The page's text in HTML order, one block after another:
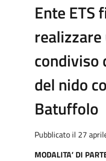
Ente ETS
condiviso
del nido
Batuffolo
Pubblicato il 27
MODALITA’ DI